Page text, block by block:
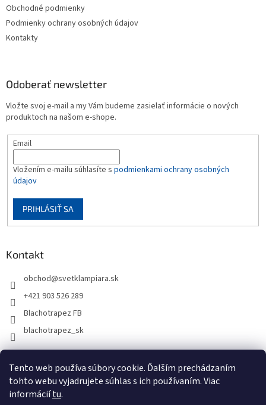
Tento web používa súbory cookie. Ďalším prechádzaním
tohto webu vyjadrujete súhlas s ich používaním. Viac
informáciítu.
u
Obchodné podmienky
Podmienky ochrany osobných údajov
Kontakty
Odoberať newsletter
Vložte svoj e-mail a my Vám budeme zasielať informácie o nových
produktoch na našom e-shope.
Email
Vložením e-mailu súhlasíte s podmienkami ochrany osobných
údajov
PRIHLÁSIŤ SA
Kontakt
obchod@svetklampiara.sk
+421 903 526 289
Blachotrapez FB
blachotrapez_sk